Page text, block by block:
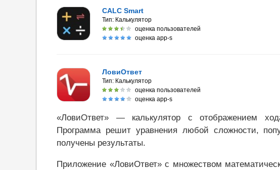
CALC Smart
Тип: Калькулятор
оценка пользователей
оценка app-s
ЛовиОтвет
Тип: Калькулятор
оценка пользователей
оценка app-s
«ЛовиОтвет» — калькулятор с отображением
Программа решит уравнения любой сложности,
получены результаты.
Приложение «ЛовиОтвет» с множеством